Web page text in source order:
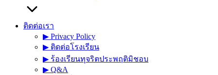
ติดต่อเรา
▶︎ Privacy Policy
▶︎ ติดต่อโรงเรียน
▶︎ ร้องเรียนทุจริตประพฤติมิชอบ
▶︎ Q&A